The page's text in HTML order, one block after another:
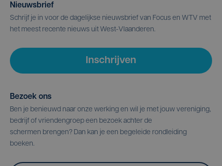
Nieuwsbrief
Schrijf je in voor de dagelijkse nieuwsbrief van Focus en WTV met
het meest recente nieuws uit West-Vlaanderen.
Inschrijven
Bezoek ons
Ben je benieuwd naar onze werking en wil je met jouw vereniging,
bedrijf of vriendengroep een bezoek achter de
schermen brengen? Dan kan je een begeleide rondleiding
boeken.